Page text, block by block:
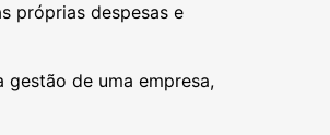
próprias despesas e
gestão de uma empresa,